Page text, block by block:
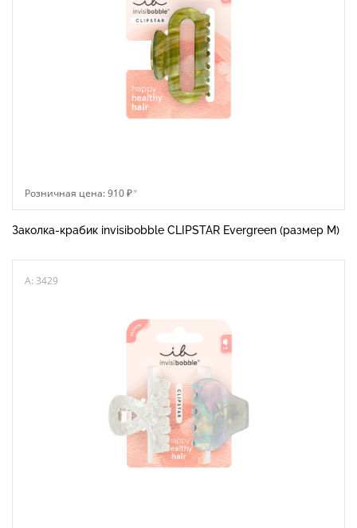
Розничная цена: 910 ₽*
Заколка-крабик invisibobble CLIPSTAR Evergreen (размер М)
A: 3429